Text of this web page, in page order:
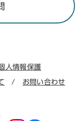
人情報保護
お問い合わせ